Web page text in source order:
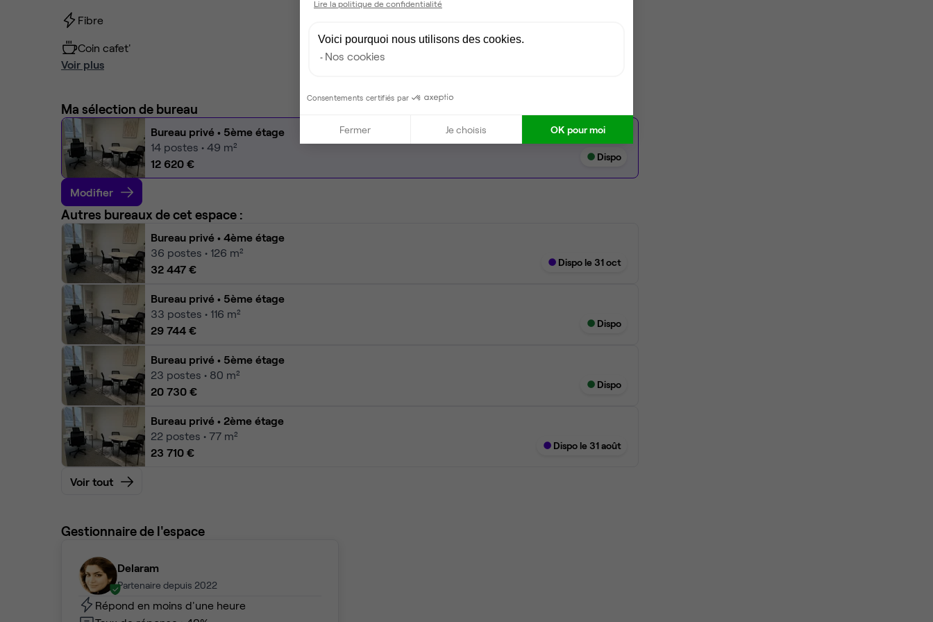
Fibre
Coin cafet'
Tables / chaises
Voir plus
Ma sélection de bureau
Bureau privé • 5ème étage
14 postes • 49 m²
12 620 €
Dispo
Modifier
Autres bureaux de cet espace :
Bureau privé • 4ème étage
36 postes • 126 m²
32 447 €
Dispo le 31 oct
Bureau privé • 5ème étage
33 postes • 116 m²
29 744 €
Dispo
Bureau privé • 5ème étage
23 postes • 80 m²
20 730 €
Dispo
Bureau privé • 2ème étage
22 postes • 77 m²
23 710 €
Dispo le 31 août
Voir tout
Gestionnaire de l'espace
Delaram
Partenaire depuis 2022
Répond en moins d'une heure
Lire la politique de confidentialité
Voici pourquoi nous utilisons des cookies.
Nos cookies
Consentements certifiés par
Fermer Je choisis OK pour moi